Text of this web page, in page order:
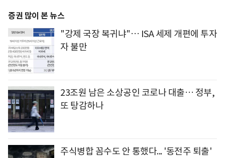
증권 많이 본 뉴스
"강제 국장 복귀냐"… ISA 세제 개편에 투자
자 불만
23조원 남은 소상공인 코로나 대출… 정부,
또 탕감하나
주식병합 꼼수도 안 통했다... '동전주 퇴출'